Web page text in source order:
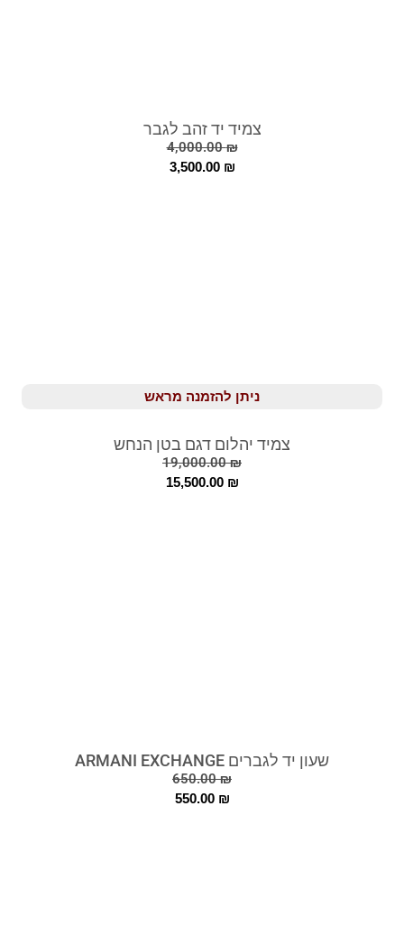
צמיד יד זהב לגבר
4,000.00₪
3,500.00 ₪
ניתן להזמנה מראש
צמיד יהלום דגם בטן הנחש
19,000.00₪
15,500.00 ₪
שעון יד לגברים ARMANI EXCHANGE
650.00₪
550.00 ₪